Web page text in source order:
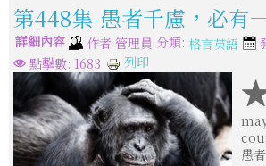
第448集-愚者千慮，必有
詳細內容 作者 管理員 分類: 格言英語
點擊數: 1683
列印
愚